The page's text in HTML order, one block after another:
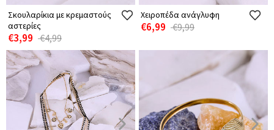
Σκουλαρίκια με κρεμαστούς
αστερίες
€3,99 €4,99
Χειροπέδα ανάγλυφη
€6,99 €9,99